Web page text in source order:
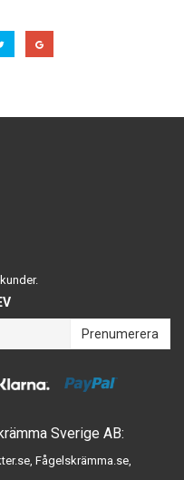
Prenumerera
Sverige AB:
Fågelskrämma.se